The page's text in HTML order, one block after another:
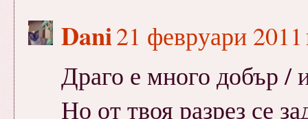
Dani21 февруари 2011
Драго е много добър /
Но от твоя разрез се